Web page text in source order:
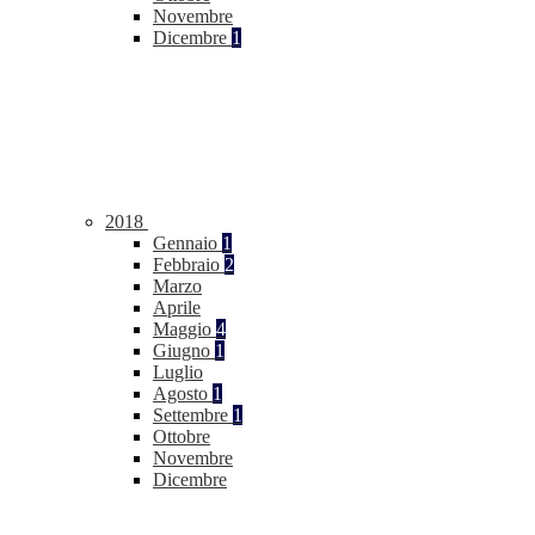
Novembre
Dicembre 1
2018
Gennaio 1
Febbraio 2
Marzo
Aprile
Maggio 4
Giugno 1
Luglio
Agosto 1
Settembre 1
Ottobre
Novembre
Dicembre